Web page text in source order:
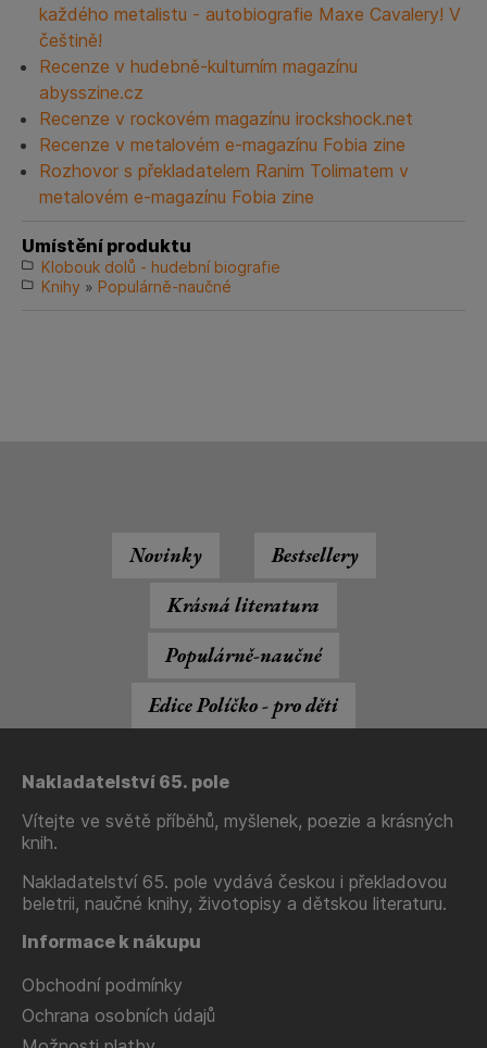
každého metalistu - autobiografie Maxe Cavalery! V
češtině!
Recenze v hudebně-kulturním magazínu
abysszine.cz
Recenze v rockovém magazínu irockshock.net
Recenze v metalovém e-magazínu Fobia zine
Rozhovor s překladatelem Ranim Tolimatem v
metalovém e-magazínu Fobia zine
Umístění produktu
Klobouk dolů - hudební biografie
Knihy » Populárně-naučné
Novinky
Bestsellery
Krásná literatura
Populárně-naučné
Edice Políčko - pro děti
Nakladatelství 65. pole
Vítejte ve světě příběhů, myšlenek, poezie a krásných
knih.
Nakladatelství 65. pole vydává českou i překladovou
beletrii, naučné knihy, životopisy a dětskou literaturu.
Informace k nákupu
Obchodní podmínky
Ochrana osobních údajů